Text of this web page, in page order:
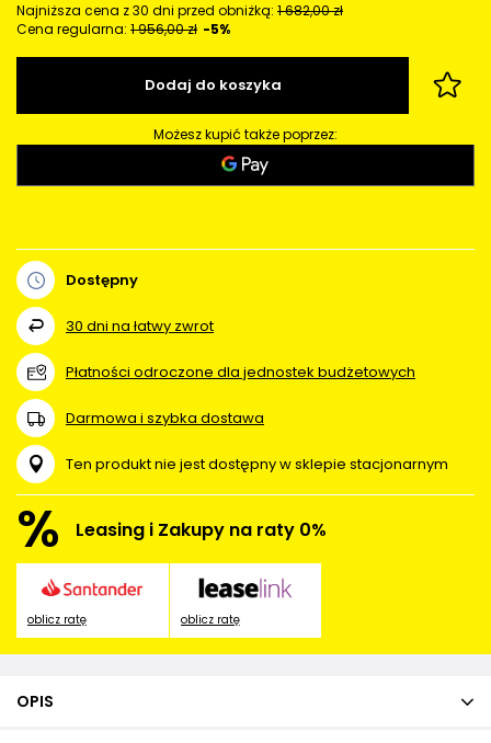
Najniższa cena z 30 dni przed obniżką: 1 682,00 zł
Cena regularna: 1 956,00 zł -5%
Dodaj do koszyka
Możesz kupić także poprzez:
Dostępny
30 dni na łatwy zwrot
Płatności odroczone dla jednostek budżetowych
Darmowa i szybka dostawa
Ten produkt nie jest dostępny w sklepie stacjonarnym
% Leasing i Zakupy na raty 0%
oblicz ratę oblicz ratę
OPIS